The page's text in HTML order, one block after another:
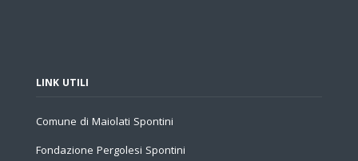
LINK UTILI
Comune di Maiolati Spontini
Fondazione Pergolesi Spontini